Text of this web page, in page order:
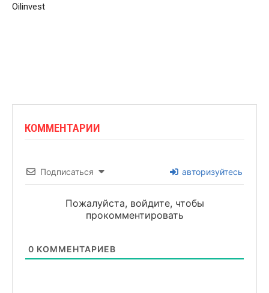
Oilinvest
КОММЕНТАРИИ
Подписаться авторизуйтесь
Пожалуйста, войдите, чтобы
прокомментировать
0 КОММЕНТАРИЕВ